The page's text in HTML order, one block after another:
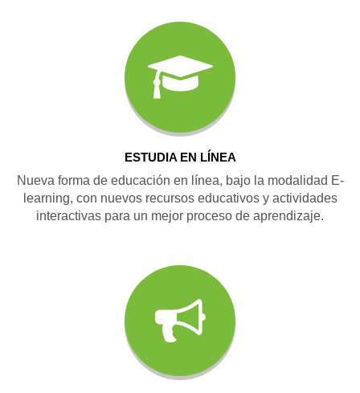
ESTUDIA EN LÍNEA
Nueva forma de educación en línea, bajo la modalidad E-
learning, con nuevos recursos educativos y actividades
interactivas para un mejor proceso de aprendizaje.